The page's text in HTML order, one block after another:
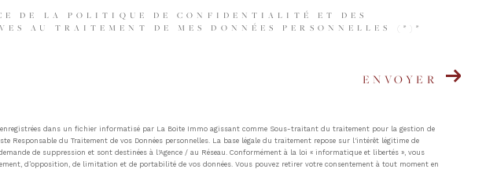
DE LA POLITIQUE DE CONFIDENTIALITÉ ET DES
AU TRAITEMENT DE MES DONNÉES PERSONNELLES (*)*
ENVOYER
dans un fichier informatisé par La Boite Immo agissant comme Sous-traitant du traitement pour la gestion de
Responsable du Traitement de vos Données personnelles. La base légale du traitement repose sur l'intérêt légitime de
de suppression et sont destinées à l'Agence / au Réseau. Conformément à la loi « informatique et libertés », vous
d’opposition, de limitation et de portabilité de vos données. Vous pouvez retirer votre consentement à tout moment en